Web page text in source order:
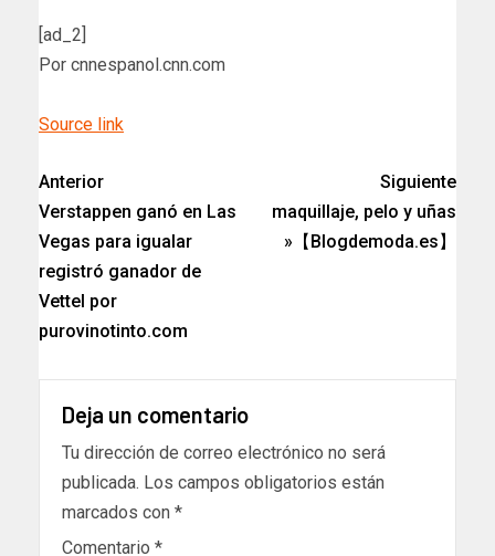
[ad_2]
Por cnnespanol.cnn.com
Source link
Anterior
Verstappen ganó en Las
Vegas para igualar
registró ganador de
Vettel por
purovinotinto.com
Siguiente
maquillaje, pelo y uñas
»【Blogdemoda.es】
Deja un comentario
Tu dirección de correo electrónico no será
publicada. Los campos obligatorios están
marcados con *
Comentario *